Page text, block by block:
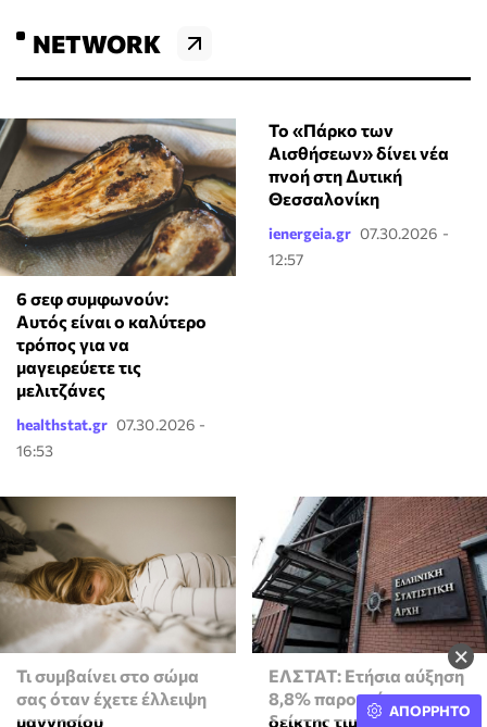
×
NETWORK
6 σεφ συμφωνούν:
Αυτός είναι ο καλύτερο
τρόπος για να
μαγειρεύετε τις
μελιτζάνες
healthstat.gr 07.30.2026 -
16:53
Το «Πάρκο των
Αισθήσεων» δίνει νέα
πνοή στη Δυτική
Θεσσαλονίκη
ienergeia.gr 07.30.2026 -
12:57
Τι συμβαίνει στο σώμα
σας όταν έχετε έλλειψη
μαγνησίου
ΕΛΣΤΑΤ: Ετήσια αύξηση
8,8% παρουσίασε ο
δείκτης τιμών ΑΠΟΡΡΗΤΟ